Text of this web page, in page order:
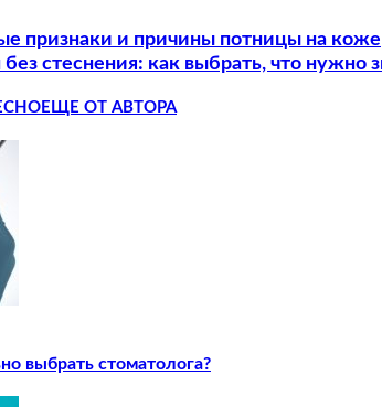
признаки и причины потницы на коже
стеснения: как выбрать, что нужно
ЕЩЕ ОТ АВТОРА
выбрать стоматолога?